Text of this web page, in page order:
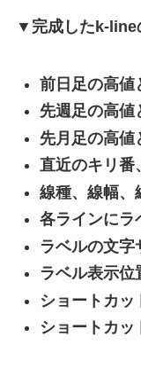
▼完成したk-line
前日足の高値
先週足の高値
先月足の高値
直近のキリ番
線種、線幅、
各ラインにラ
ラベルの文字
ラベル表示位
ショートカッ
ショートカッ